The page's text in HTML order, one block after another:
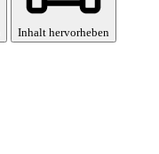
Inhalt hervorheben